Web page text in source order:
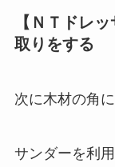
【ＮＴドレ
取りをする
次に木材の角
サンダーを利